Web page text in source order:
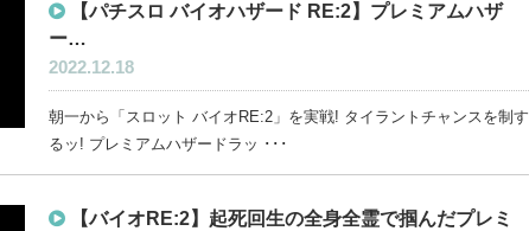
【パチスロ バイオハザード RE:2】プレミアムハザ
ー…
2022.12.18
朝一から「スロット バイオRE:2」を実戦! タイラントチャンスを制す
るッ! プレミアムハザードラッ ･･･
【バイオRE:2】起死回生の全身全霊で掴んだプレミ